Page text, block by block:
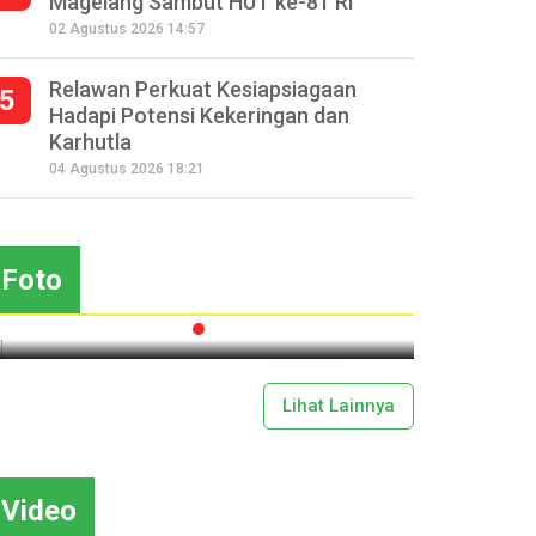
02 Agustus 2026 14:57
5
Relawan Perkuat Kesiapsiagaan
Hadapi Potensi Kekeringan dan
Karhutla
04 Agustus 2026 18:21
Foto
Seperempat Abad Perhelatan
Festival Lima Gunung XXV
Lihat Lainnya
Video